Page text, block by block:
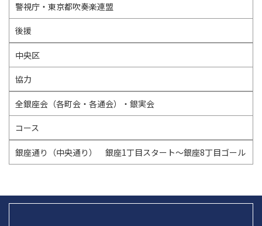
警視庁・東京都吹奏楽連盟
後援
中央区
協力
全銀座会（各町会・各通会）・銀実会
コース
銀座通り（中央通り） 銀座1丁目スタート～銀座8丁目ゴール